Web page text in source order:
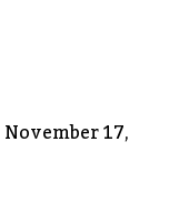
November 17,